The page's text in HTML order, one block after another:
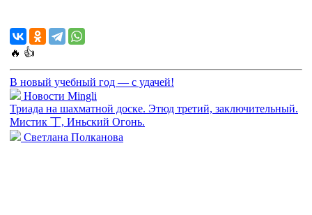
🔥 👍
В новый учебный год — с удачей!
Новости Mingli
Триада на шахматной доске. Этюд третий, заключительный.
Мистик 丁, Иньский Огонь.
Cветлана Полканова